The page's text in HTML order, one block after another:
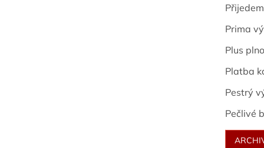
Prima
Plus
Platba
Pestrý
Pečlivé